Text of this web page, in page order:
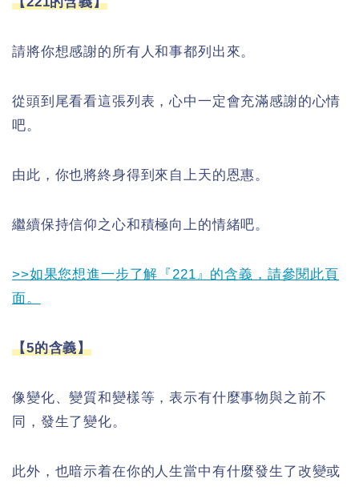
請將你想感謝的所有人和事都列出來。
從頭到尾看看這張列表，心中一定會充滿感謝的心情
吧。
由此，你也將終身得到來自上天的恩惠。
繼續保持信仰之心和積極向上的情緒吧。
>>如果您想進一步了解『221』的含義，請參閱此頁
面。
【5的含義】
像變化、變質和變樣等，表示有什麼事物與之前不
同，發生了變化。
此外，也暗示着在你的人生當中有什麼發生了改變或